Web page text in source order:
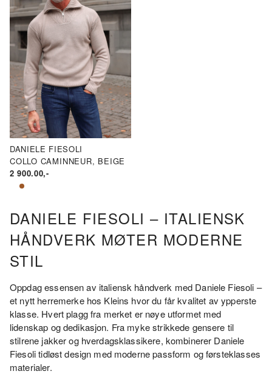
DANIELE FIESOLI
COLLO CAMINNEUR, BEIGE
2 900.00,-
DANIELE FIESOLI – ITALIENSK
HÅNDVERK MØTER MODERNE
STIL
Oppdag essensen av italiensk håndverk med Daniele Fiesoli –
et nytt herremerke hos Kleins hvor du får kvalitet av ypperste
klasse. Hvert plagg fra merket er nøye utformet med
lidenskap og dedikasjon. Fra myke strikkede gensere til
stilrene jakker og hverdagsklassikere, kombinerer Daniele
Fiesoli tidløst design med moderne passform og førsteklasses
materialer.